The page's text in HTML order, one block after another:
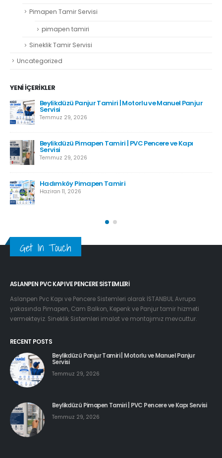
Pimapen Tamir Servisi
pimapen tamiri
Sineklik Tamir Servisi
Uncategorized
YENI İÇERIKLER
Beylikdüzü Panjur Tamiri | Motorlu ve Manuel Panjur
Servisi
Temmuz 29, 2026
Beylikdüzü Pimapen Tamiri | PVC Pencere ve Kapı
Servisi
Temmuz 29, 2026
Hadımköy Pimapen Tamiri
Haziran 11, 2026
Get In Touch
ASLANPEN PVC KAPI VE PENCERE SISTEMLERI
Aslanpen Pvc Kapı ve Pencere Sistemleri olarak İSTANBUL Avrupa
yakasında Pimapen, Cam Balkon, Kepenk ve Panjur tamir hizmeti
vermekteyiz. Sineklik Sistemleri imalat ve montajımız mevcuttur.
RECENT POSTS
Beylikdüzü Panjur Tamiri | Motorlu ve Manuel Panjur
Servisi
Temmuz 29, 2026
Beylikdüzü Pimapen Tamiri | PVC Pencere ve Kapı Servisi
Temmuz 29, 2026